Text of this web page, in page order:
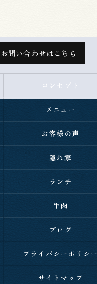
お問い合わせはこちら
コンセプト
メニュー
お客様の声
隠れ家
ランチ
牛肉
ブログ
プライバシーポリシ
サイトマップ